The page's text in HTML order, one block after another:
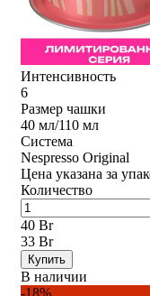
Интенсивность
6
Размер чашки
40 мл/110 мл
Система
Nespresso Original
Цена указана за
Количество
40 Br
33 Br
Купить
В наличии
-18%